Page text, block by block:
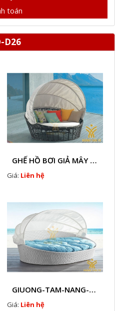
toán
D26
GHẾ HỒ BƠI GIẢ MÂY HTT - B36
Giá: Liên hệ
GIUONG-TAM-NANG-GIA-MAY-HTT - B77
Giá: Liên hệ